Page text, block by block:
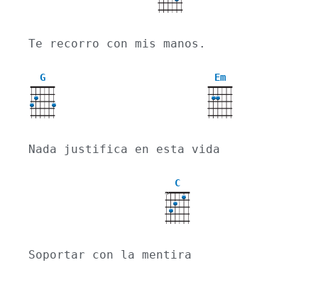
Te recorro con mis manos.
G Em
Nada justifica en esta vida
C
X
Soportar con la mentira